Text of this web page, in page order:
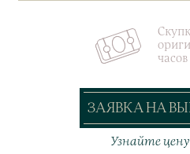
часов
Узнайте
ЗАЯВКА НА